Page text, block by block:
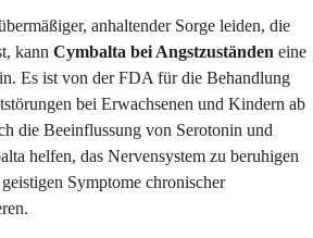
anhaltender Sorge leiden, die
kann Cymbalta bei Angstzuständen eine
Es ist von der FDA für die Behandlung
bei Erwachsenen und Kindern ab
die Beeinflussung von Serotonin und
helfen, das Nervensystem zu beruhigen
Symptome chronischer